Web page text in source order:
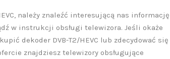
należy znaleźć interesującą nas informację
w instrukcji obsługi telewizora. Jeśli okaże
dekoder DVB-T2/HEVC lub zdecydować się
znajdziesz telewizory obsługujące